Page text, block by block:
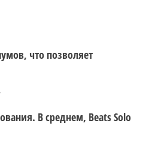
что позволяет
В среднем, Beats Solo